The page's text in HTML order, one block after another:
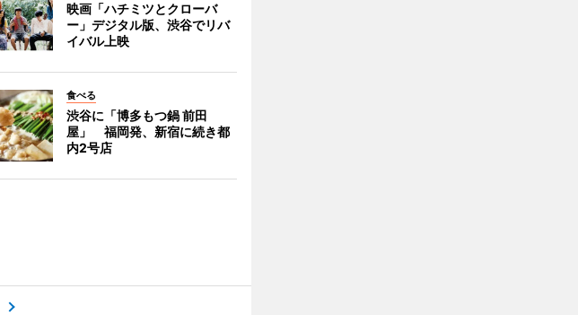
映画「ハチミツとクローバ
ー」デジタル版、渋谷でリバ
イバル上映
食べる
渋谷に「博多もつ鍋 前田
屋」 福岡発、新宿に続き都
内2号店